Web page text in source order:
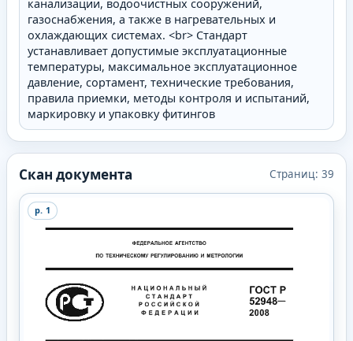
канализации, водоочистных сооружений,
газоснабжения, а также в нагревательных и
охлаждающих системах. <br> Стандарт
устанавливает допустимые эксплуатационные
температуры, максимальное эксплуатационное
давление, сортамент, технические требования,
правила приемки, методы контроля и испытаний,
маркировку и упаковку фитингов
Скан документа Страниц:39
p. 1